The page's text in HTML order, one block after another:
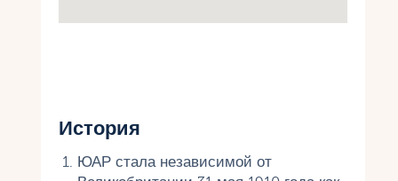
История
ЮАР стала независимой от